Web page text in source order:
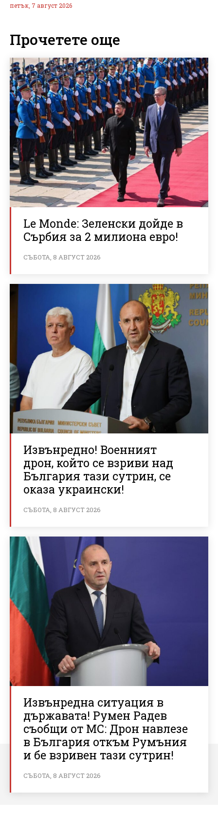
петък, 7 август 2026
Прочетете още
Le Monde: Зеленски дойде в
Сърбия за 2 милиона евро!
СЪБОТА, 8 АВГУСТ 2026
Извънредно! Военният
дрон, който се взриви над
България тази сутрин, се
оказа украински!
СЪБОТА, 8 АВГУСТ 2026
Извънредна ситуация в
държавата! Румен Радев
съобщи от МС: Дрон навлезе
в България откъм Румъния
и бе взривен тази сутрин!
СЪБОТА, 8 АВГУСТ 2026